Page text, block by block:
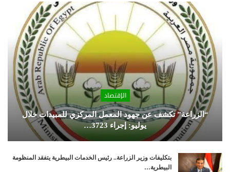
الإقتصاد
“الزراعة” تكشف عن جهود المعمل المركزي للمبيدات خلال
يوليو: إجراء 3723…
بتكليفات وزير الزراعة.. رئيس الخدمات البيطرية يتفقد المنظومة
البيطرية…